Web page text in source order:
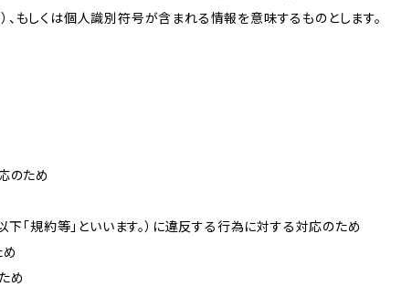
もしくは個人識別符号が含まれる情報を意味するものとします。
のため
下「規約等」といいます。）に違反する行為に対する対応のため
め